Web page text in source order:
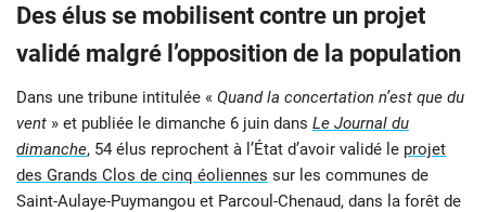
Des élus se mobilisent contre un projet
validé malgré l’opposition de la population
Dans une tribune intitulée « Quand la concertation n’est que du
vent » et publiée le dimanche 6 juin dans Le Journal du
dimanche, 54 élus reprochent à l’État d’avoir validé le projet
des Grands Clos de cinq éoliennes sur les communes de
Saint-Aulaye-Puymangou et Parcoul-Chenaud, dans la forêt de